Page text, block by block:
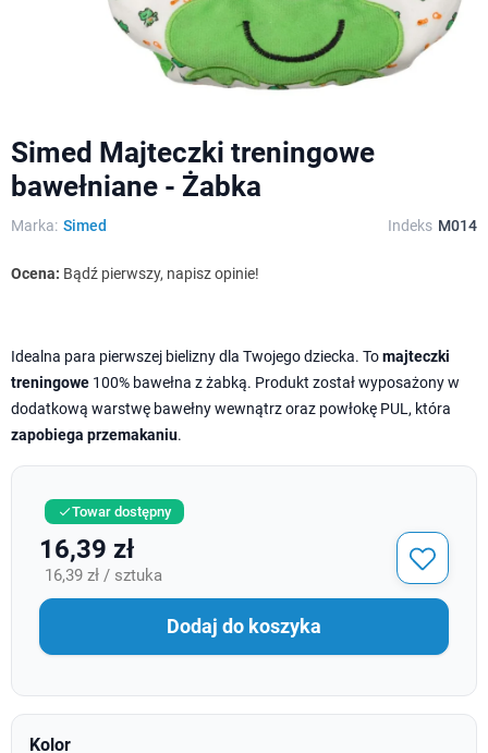
Simed Majteczki treningowe
bawełniane - Żabka
Marka: Simed Indeks M014
Ocena: Bądź pierwszy, napisz opinie!
Idealna para pierwszej bielizny dla Twojego dziecka. Tomajteczki
treningowe 100% bawełna z żabką. Produkt został wyposażony w
dodatkową warstwę bawełny wewnątrz oraz powłokę PUL, która
zapobiega przemakaniu.
Towar dostępny
16,39 zł
16,39 zł / sztuka
Dodaj do koszyka
Kolor